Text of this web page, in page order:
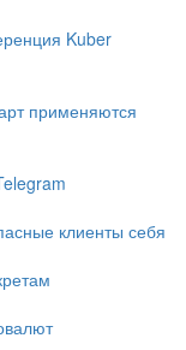
Kuber
применяются
клиенты себя